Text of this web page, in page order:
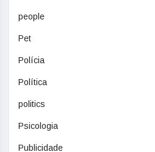
people
Pet
Polícia
Política
politics
Psicologia
Publicidade